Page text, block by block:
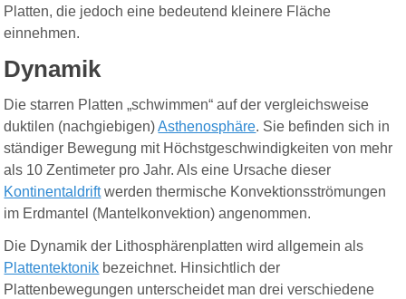
Platten, die jedoch eine bedeutend kleinere Fläche
einnehmen.
Dynamik
Die starren Platten „schwimmen“ auf der vergleichsweise
duktilen (nachgiebigen)Asthenosphäre. Sie befinden sich in
ständiger Bewegung mit Höchstgeschwindigkeiten von mehr
als 10 Zentimeter pro Jahr. Als eine Ursache dieser
Kontinentaldriftwerden thermische Konvektionsströmungen
im Erdmantel (Mantelkonvektion) angenommen.
Die Dynamik der Lithosphärenplatten wird allgemein als
Plattentektonik bezeichnet. Hinsichtlich der
Plattenbewegungen unterscheidet man drei verschiedene